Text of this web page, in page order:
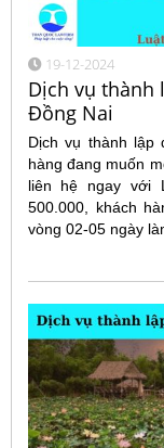
19-12-2024
Dịch vụ thành
Đồng Nai
Dịch vụ thành lập
hàng đang muốn
liên hệ ngay với
500.000, khách
vòng 02-05 ngày